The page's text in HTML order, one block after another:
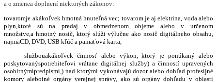
a o zmenea doplnení niektorých zákonov:
tovaromje akákoľvek hmotná hnuteľná vec; tovarom je aj elektrina, voda alebo
plyn,ktoré sú na predaj v obmedzenom objeme alebo v určenom
množstve,a hmotný nosič, ktorý slúži výlučne ako nosič digitálneho obsahu,
najmäCD, DVD, USB kľúč a pamäťová karta,
službouakákoľvek činnosť alebo výkon, ktorý je ponúkaný alebo
poskytovanýspotrebiteľovi vrátane digitálnej služby) a činností upravených
osobitnýmipredpismi,) nad ktorými vykonávajú dozor alebo dohľad profesijné
komory aleboiné orgány verejnej správy, ako sú orgány dohľadu v oblasti